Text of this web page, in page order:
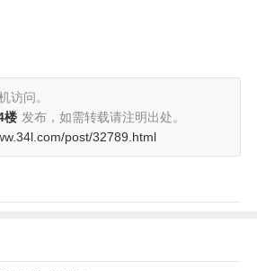
访问。
楼 发布，如需转载请注明出处。
post/32789.html